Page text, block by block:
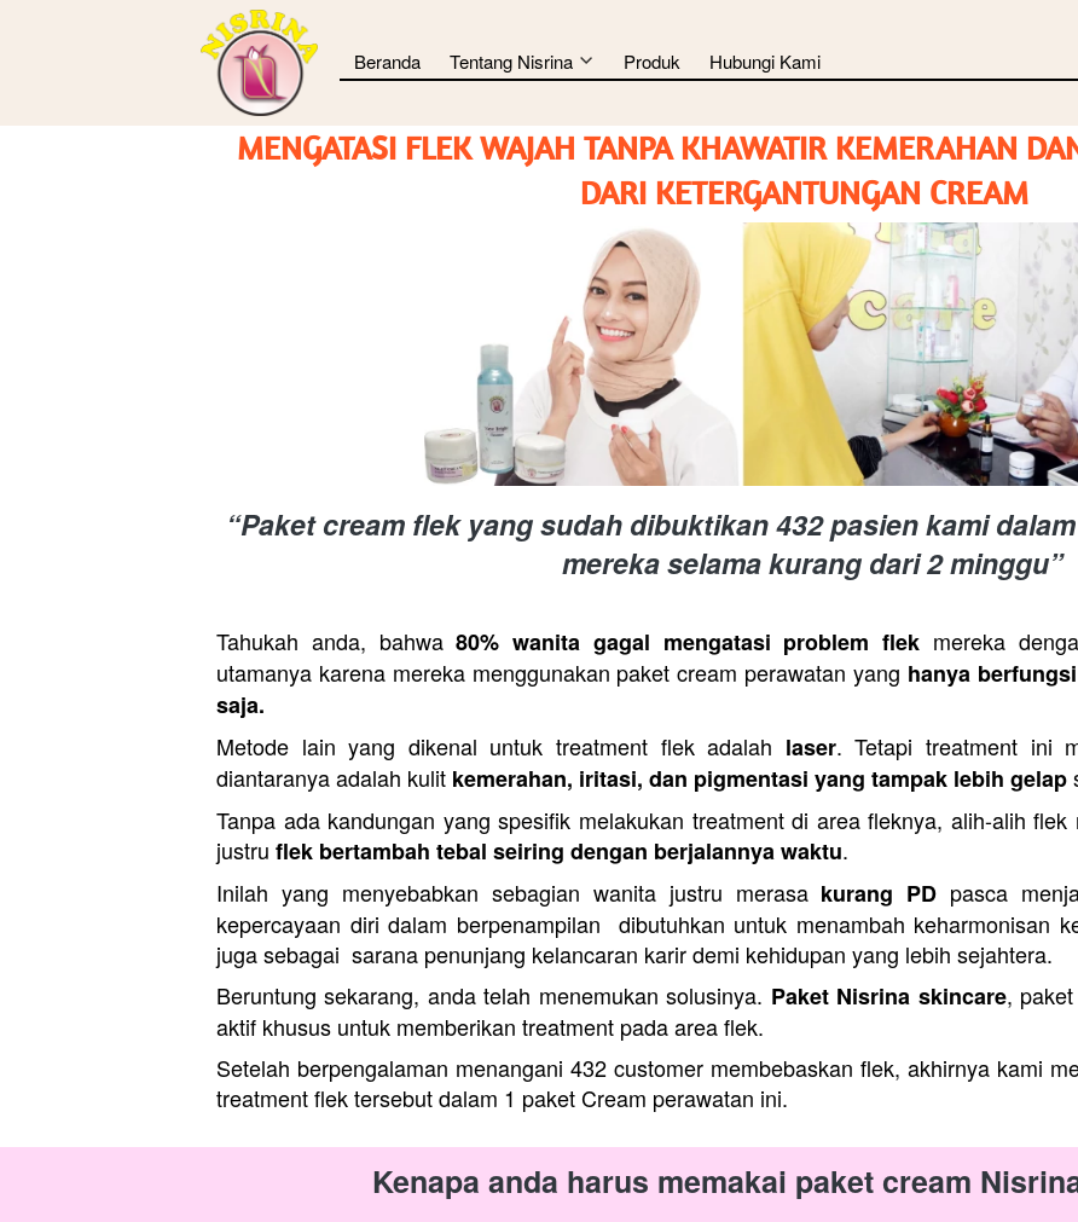
Beranda Tentang Nisrina Produk Hubungi Kami
MENGATASI FLEK WAJAH TANPA KHAWATIR KEMERAHAN
DARI KETERGANTUNGAN CREAM
“Paket cream flek yang sudah dibuktikan 432 pasien kami
mereka selama kurang dari 2 minggu”
Tahukah anda, bahwa 80% wanita gagal mengatasi problem flek mereka
utamanya karena mereka menggunakan paket cream perawatan yang hanya
saja.
Metode lain yang dikenal untuk treatment flek adalah laser. Tetapi treatment ini
diantaranya adalah kulit kemerahan, iritasi, dan pigmentasi yang tampak lebih gelap
Tanpa ada kandungan yang spesifik melakukan treatment di area fleknya, alih-alih
justru flek bertambah tebal seiring dengan berjalannya waktu.
Inilah yang menyebabkan sebagian wanita justru merasa kurang PD pasca
kepercayaan diri dalam berpenampilan  dibutuhkan untuk menambah keharmonisan
juga sebagai  sarana penunjang kelancaran karir demi kehidupan yang lebih sejahtera.
Beruntung sekarang, anda telah menemukan solusinya. Paket Nisrina skincare,
aktif khusus untuk memberikan treatment pada area flek.
Setelah berpengalaman menangani 432 customer membebaskan flek, akhirnya kami
treatment flek tersebut dalam 1 paket Cream perawatan ini.
Kenapa anda harus memakai paket cream